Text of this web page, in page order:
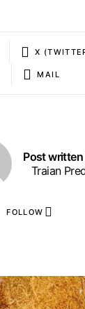
X
MAIL
Post written
Traian
FOLLOW